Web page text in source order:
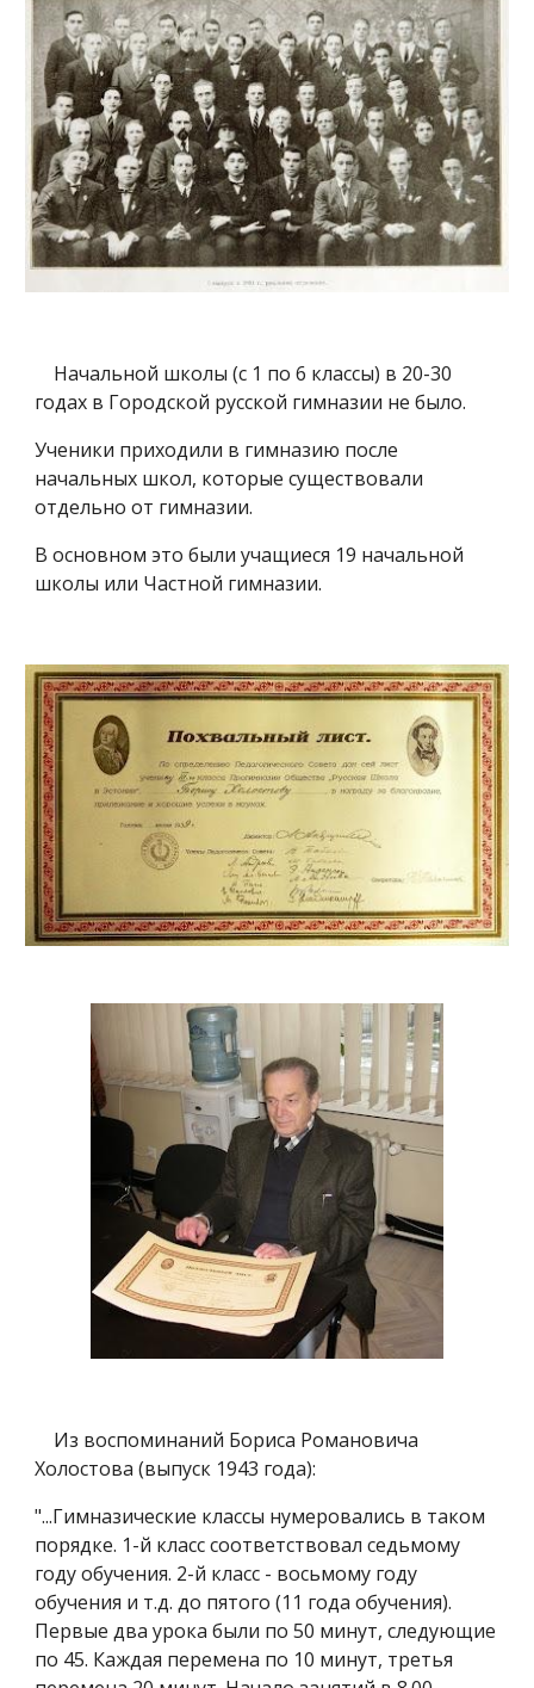
Начальной школы (с 1 по 6 классы) в 20-30
годах в Городской русской гимназии не было.
Ученики приходили в гимназию после
начальных школ, которые существовали
отдельно от гимназии.
В основном это были учащиеся 19 начальной
школы или Частной гимназии.
Из воспоминаний Бориса Романовича
Холостова (выпуск 1943 года):
"...Гимназические классы нумеровались в таком
порядке. 1-й класс соответствовал седьмому
году обучения. 2-й класс - восьмому году
обучения и т.д. до пятого (11 года обучения).
Первые два урока были по 50 минут, следующие
по 45. Каждая перемена по 10 минут, третья